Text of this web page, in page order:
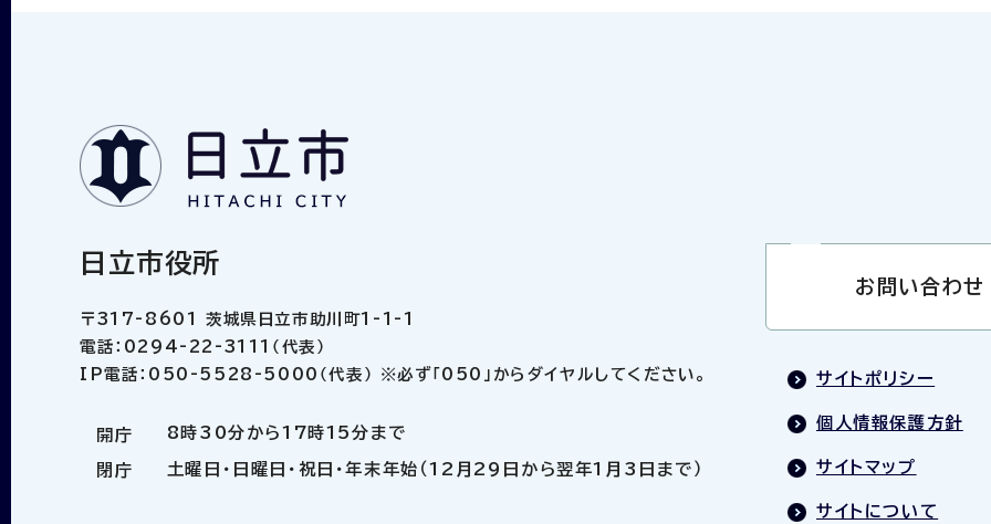
日立市役所
〒317-8601 茨城県日立市助川町1-1-1
電話：0294-22-3111（代表）
IP電話：050-5528-5000（代表） ※必ず「050」からダイヤルしてください。
開庁 8時30分から17時15分まで
閉庁 土曜日・日曜日・祝日・年末年始（12月29日から翌年1月3日まで）
お問い合わせ
サイトポリシー
個人情報保護方針
サイトマップ
サイトについて